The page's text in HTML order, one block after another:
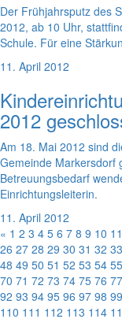
Der Frühjahrsputz des
2012, ab 10 Uhr,
Schule. Für eine
11. April 2012
2012
Am 18. Mai 2012 sind
Gemeinde Markersdorf
Betreuungsbedarf
Einrichtungsleiterin.
11. April 2012
« 1 2 3 4 5 6 7 8 9 10 11
26 27 28 29 30 31 32 33
48 49 50 51 52 53 54 55
70 71 72 73 74 75 76 77
92 93 94 95 96 97 98 99
110 111 112 113 114